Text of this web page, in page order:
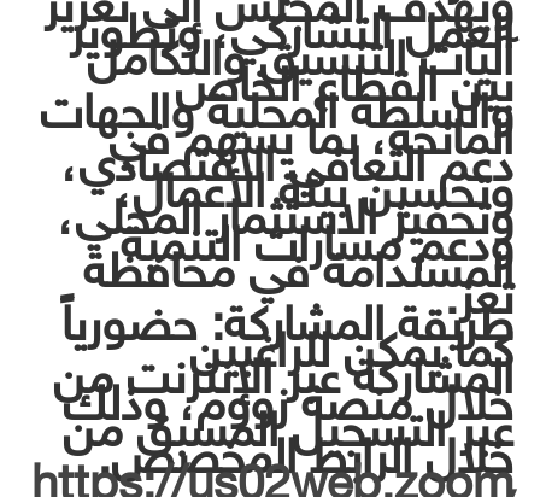
العمل التشاركي، وتطوير
آليات التنسيق والتكامل
بين القطاع الخاص
والسلطة المحلية والجهات
المانحة، بما يسهم في
دعم التعافي الاقتصادي،
وتحسين بيئة الأعمال،
وتحفيز الاستثمار المحلي،
ودعم مسارات التنمية
المستدامة في محافظة
تعز.
طريقة المشاركة: حضورياً
كما يمكن للراغبين
المشاركة عبر الإنترنت من
خلال منصة زووم، وذلك
عبر التسجيل المسبق من
خلال الرابط المخصص.
https://us02web.zoom